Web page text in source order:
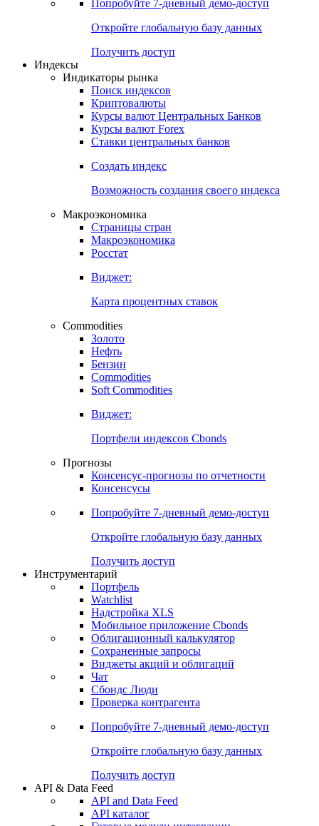
Попробуйте 7-дневный демо-доступ
Откройте глобальную базу данных
Получить доступ
Индексы
Индикаторы рынка
Поиск индексов
Криптовалюты
Курсы валют Центральных Банков
Курсы валют Forex
Ставки центральных банков
Создать индекс
Возможность создания своего индекса
Макроэкономика
Страницы стран
Макроэкономика
Росстат
Виджет:
Карта процентных ставок
Commodities
Золото
Нефть
Бензин
Commodities
Soft Commodities
Виджет:
Портфели индексов Cbonds
Прогнозы
Консенсус-прогнозы по отчетности
Консенсусы
Попробуйте 7-дневный демо-доступ
Откройте глобальную базу данных
Получить доступ
Инструментарий
Портфель
Watchlist
Надстройка XLS
Мобильное приложение Cbonds
Облигационный калькулятор
Сохраненные запросы
Виджеты акций и облигаций
Чат
Сбондс Люди
Проверка контрагента
Попробуйте 7-дневный демо-доступ
Откройте глобальную базу данных
Получить доступ
API & Data Feed
API and Data Feed
API каталог